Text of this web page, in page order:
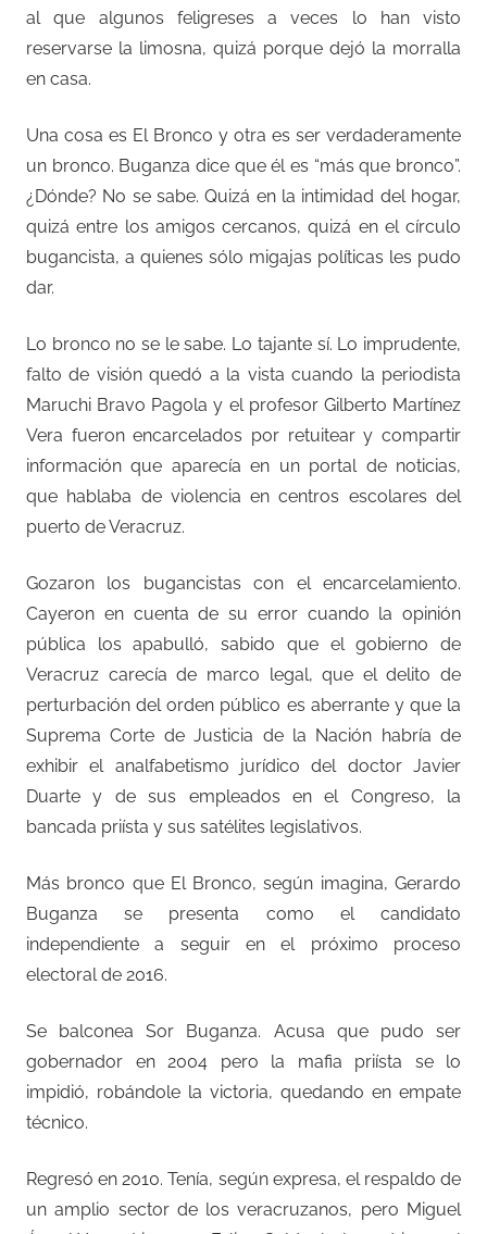
al que algunos feligreses a veces lo han visto
reservarse la limosna, quizá porque dejó la morralla
en casa.
Una cosa es El Bronco y otra es ser verdaderamente
un bronco. Buganza dice que él es “más que bronco”.
¿Dónde? No se sabe. Quizá en la intimidad del hogar,
quizá entre los amigos cercanos, quizá en el círculo
bugancista, a quienes sólo migajas políticas les pudo
dar.
Lo bronco no se le sabe. Lo tajante sí. Lo imprudente,
falto de visión quedó a la vista cuando la periodista
Maruchi Bravo Pagola y el profesor Gilberto Martínez
Vera fueron encarcelados por retuitear y compartir
información que aparecía en un portal de noticias,
que hablaba de violencia en centros escolares del
puerto de Veracruz.
Gozaron los bugancistas con el encarcelamiento.
Cayeron en cuenta de su error cuando la opinión
pública los apabulló, sabido que el gobierno de
Veracruz carecía de marco legal, que el delito de
perturbación del orden público es aberrante y que la
Suprema Corte de Justicia de la Nación habría de
exhibir el analfabetismo jurídico del doctor Javier
Duarte y de sus empleados en el Congreso, la
bancada priísta y sus satélites legislativos.
Más bronco que El Bronco, según imagina, Gerardo
Buganza se presenta como el candidato
independiente a seguir en el próximo proceso
electoral de 2016.
Se balconea Sor Buganza. Acusa que pudo ser
gobernador en 2004 pero la mafia priísta se lo
impidió, robándole la victoria, quedando en empate
técnico.
Regresó en 2010. Tenía, según expresa, el respaldo de
un amplio sector de los veracruzanos, pero Miguel